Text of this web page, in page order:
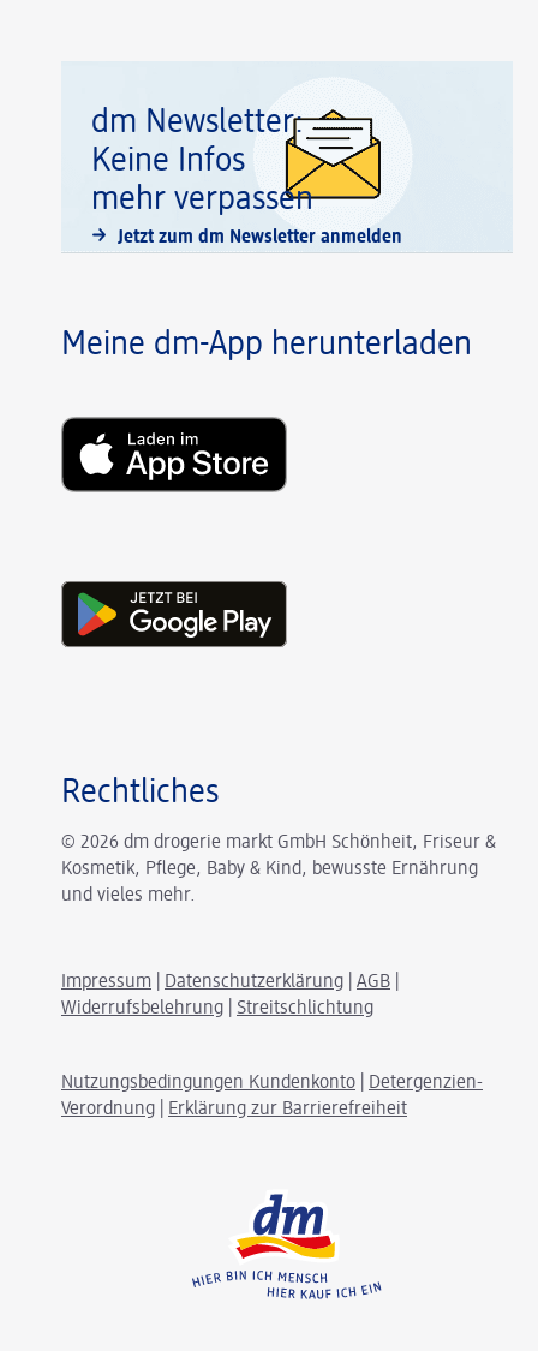
dm Newsletter:
Keine Infos
mehr verpassen
Jetzt zum dm Newsletter anmelden
Meine dm-App herunterladen
Rechtliches
© 2026 dm drogerie markt GmbH Schönheit, Friseur &
Kosmetik, Pflege, Baby & Kind, bewusste Ernährung
und vieles mehr.
Impressum Datenschutzerklärung AGB
Widerrufsbelehrung
Streitschlichtung
Nutzungsbedingungen Kundenkonto
Detergenzien-
Verordnung
Erklärung zur Barrierefreiheit